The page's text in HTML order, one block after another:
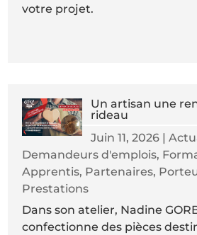
votre projet.
Un artisan une
rideau
Juin 11, 2026|
Demandeurs d'emplois,
Apprentis, Partenaires,
Prestations
Dans son atelier, Nadine
confectionne des pièces